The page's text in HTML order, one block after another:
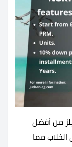
من أفضل
الخلاب مما